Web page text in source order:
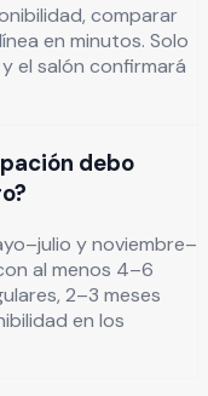
comparar
en minutos. Solo
el salón confirmará
debo
y noviembre–
al menos 4–6
2–3 meses
en los